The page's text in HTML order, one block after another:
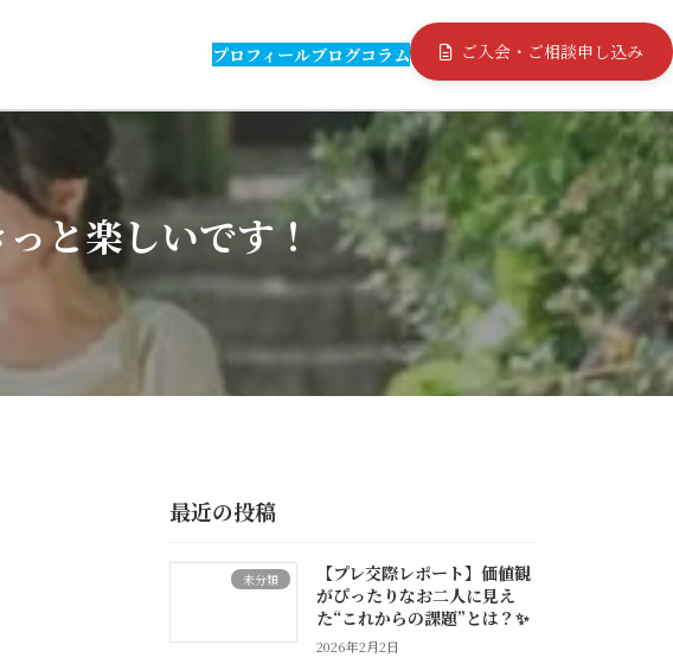
プロフィールブログコラム ご入会・ご相談申し込み
と楽しいです！
最近の投稿
未分類
【プレ交際レポート】価値観
がぴったりなお二人に見え
た“これからの課題”とは？✨
2026年2月2日